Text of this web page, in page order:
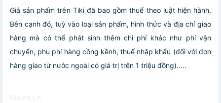
Giá sản phẩm trên Tiki đã bao gồm thuế theo luật hiện hành.
Bên cạnh đó, tuỳ vào loại sản phẩm, hình thức và địa chỉ giao
hàng mà có thể phát sinh thêm chi phí khác như phí vận
chuyển, phụ phí hàng cồng kềnh, thuế nhập khẩu (đối với đơn
hàng giao từ nước ngoài có giá trị trên 1 triệu đồng).....
Giá KILLA